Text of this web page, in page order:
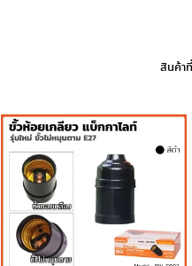
สินค้า